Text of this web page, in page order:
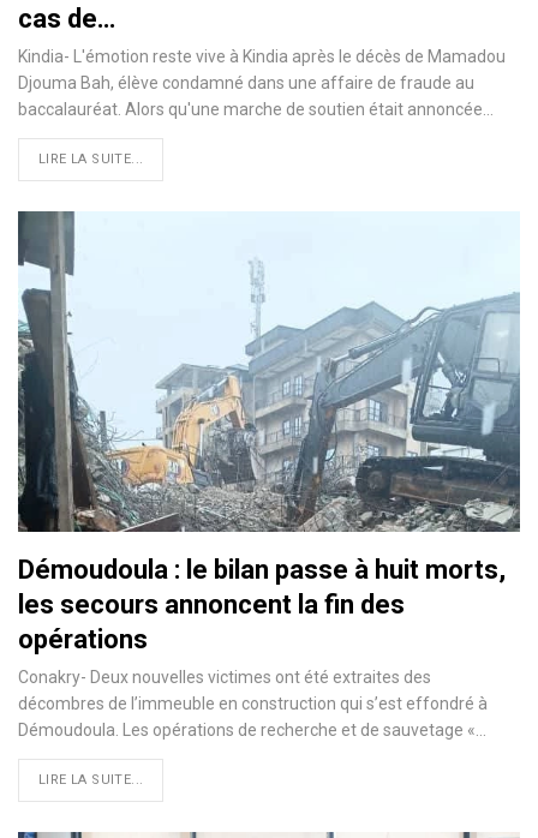
cas de…
Kindia- L'émotion reste vive à Kindia après le décès de Mamadou
Djouma Bah, élève condamné dans une affaire de fraude au
baccalauréat. Alors qu'une marche de soutien était annoncée…
LIRE LA SUITE...
Démoudoula : le bilan passe à huit morts,
les secours annoncent la fin des
opérations
Conakry- Deux nouvelles victimes ont été extraites des
décombres de l’immeuble en construction qui s’est effondré à
Démoudoula. Les opérations de recherche et de sauvetage «…
LIRE LA SUITE...